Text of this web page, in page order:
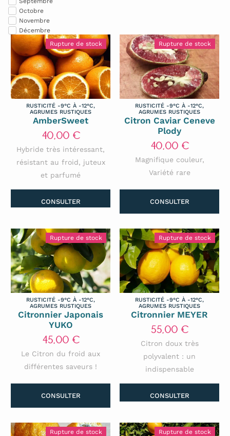
Grenadiers
Haies Fruitières, Gourmandes & Comestibles - Petits Fruits
Jujubiers
Kakis
Kiwaïs
Kiwis
Mûriers
Nashis
Néfliers Du Japon
Noisetiers
Noyers & Hybrides
Pistachiers
Poiriers
Poivriers
Pommiers
Pruniers
Vignes Résistantes
Octobre
Novembre
Décembre
Rupture de stock
RUSTICITÉ -9°C À -12°C,
AGRUMES RUSTIQUES
AmberSweet
40,00 €
Hybride très intéressant,
résistant au froid, juteux
et parfumé
CONSULTER
Rupture de stock
RUSTICITÉ -9°C À -12°C,
AGRUMES RUSTIQUES
Citron Caviar Ceneve
Plody
40,00 €
Magnifique couleur,
Variété rare
CONSULTER
Rupture de stock
RUSTICITÉ -9°C À -12°C,
AGRUMES RUSTIQUES
Citronnier Japonais
YUKO
45,00 €
Le Citron du froid aux
différentes saveurs !
CONSULTER
Rupture de stock
RUSTICITÉ -9°C À -12°C,
AGRUMES RUSTIQUES
Citronnier MEYER
55,00 €
Citron doux très
polyvalent : un
indispensable
CONSULTER
Rupture de stock Rupture de stock